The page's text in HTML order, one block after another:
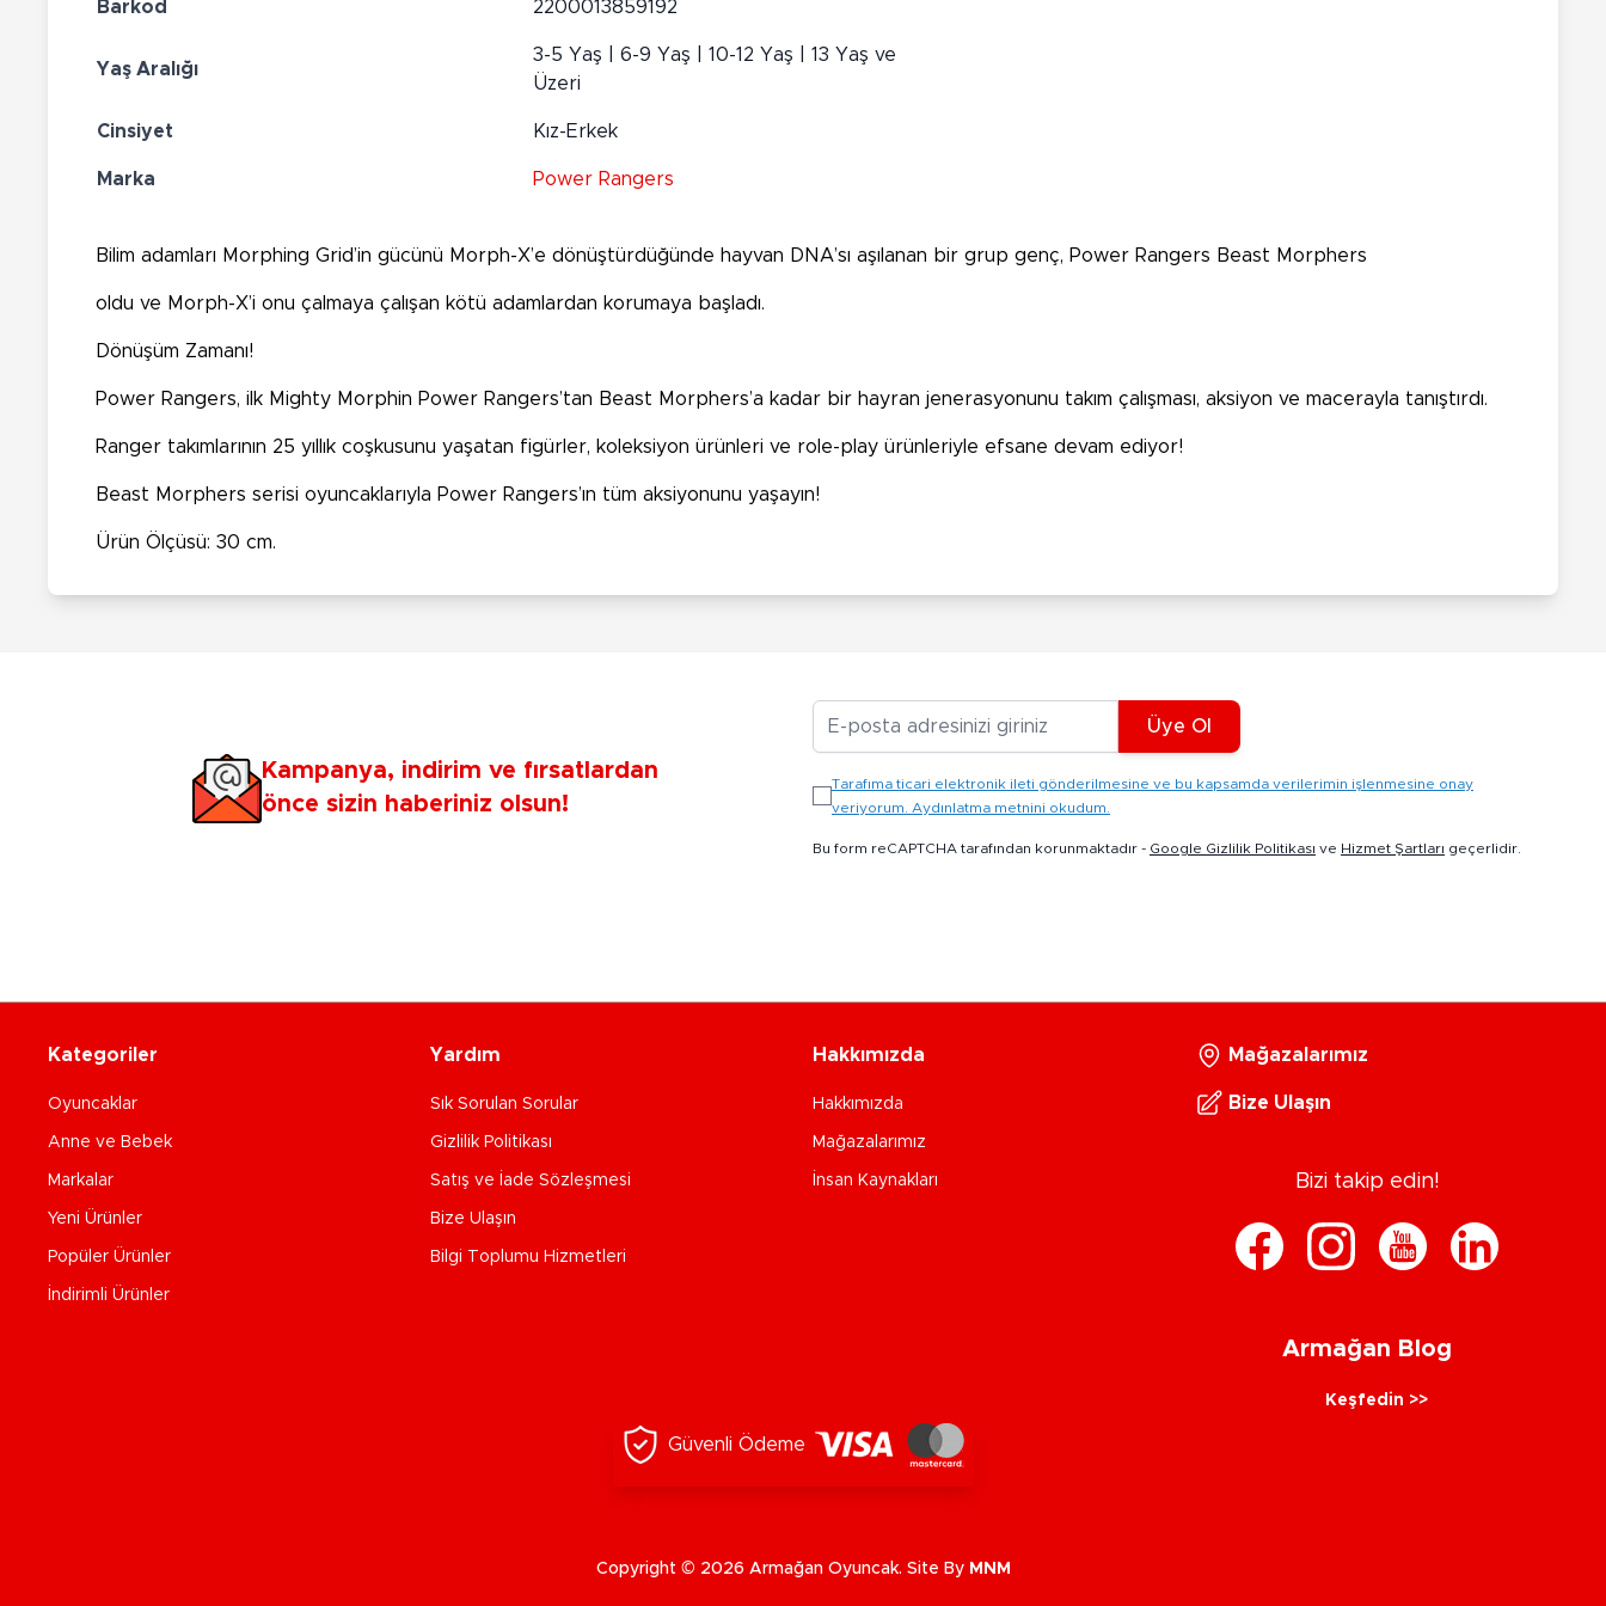
Barkod 2200013859192
Yaş Aralığı
3-5 Yaş | 6-9 Yaş | 10-12 Yaş | 13 Yaş ve
Üzeri
Cinsiyet Kız-Erkek
Marka Power Rangers
Bilim adamları Morphing Grid’in gücünü Morph-X’e dönüştürdüğünde hayvan DNA’sı aşılanan bir grup genç, Power Rangers Beast Morphers
oldu ve Morph-X’i onu çalmaya çalışan kötü adamlardan korumaya başladı.
Dönüşüm Zamanı!
Power Rangers, ilk Mighty Morphin Power Rangers’tan Beast Morphers’a kadar bir hayran jenerasyonunu takım çalışması, aksiyon ve macerayla tanıştırdı.
Ranger takımlarının 25 yıllık coşkusunu yaşatan figürler, koleksiyon ürünleri ve role-play ürünleriyle efsane devam ediyor!
Beast Morphers serisi oyuncaklarıyla Power Rangers’ın tüm aksiyonunu yaşayın!
Ürün Ölçüsü: 30 cm.
Kampanya, indirim ve fırsatlardan
önce sizin haberiniz olsun!
Üye Ol
Tarafıma ticari elektronik ileti gönderilmesine ve bu kapsamda verilerimin işlenmesine onay
veriyorum. Aydınlatma metnini okudum.
Bu form reCAPTCHA tarafından korunmaktadır - Google Gizlilik Politikası ve Hizmet Şartları geçerlidir.
Kategoriler
Oyuncaklar
Anne ve Bebek
Markalar
Yeni Ürünler
Popüler Ürünler
İndirimli Ürünler
Yardım
Sık Sorulan Sorular
Gizlilik Politikası
Satış ve İade Sözleşmesi
Bize Ulaşın
Bilgi Toplumu Hizmetleri
Hakkımızda
Hakkımızda
Mağazalarımız
İnsan Kaynakları
Mağazalarımız
Bize Ulaşın
Bizi takip edin!
Armağan Blog
Keşfedin >>
Güvenli Ödeme
Copyright © 2026 Armağan Oyuncak. Site By MNM